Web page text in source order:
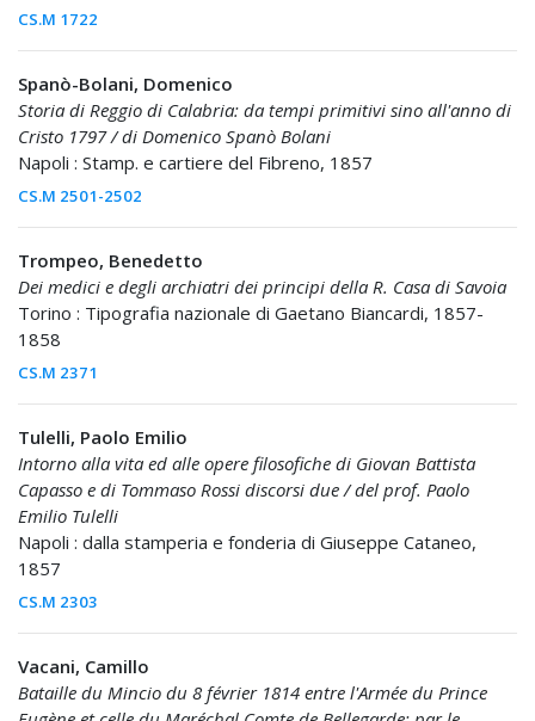
CS.M 1722
Spanò-Bolani, Domenico
Storia di Reggio di Calabria: da tempi primitivi sino all'anno di
Cristo 1797 / di Domenico Spanò Bolani
Napoli : Stamp. e cartiere del Fibreno, 1857
CS.M 2501-2502
Trompeo, Benedetto
Dei medici e degli archiatri dei principi della R. Casa di Savoia
Torino : Tipografia nazionale di Gaetano Biancardi, 1857-
1858
CS.M 2371
Tulelli, Paolo Emilio
Intorno alla vita ed alle opere filosofiche di Giovan Battista
Capasso e di Tommaso Rossi discorsi due / del prof. Paolo
Emilio Tulelli
Napoli : dalla stamperia e fonderia di Giuseppe Cataneo,
1857
CS.M 2303
Vacani, Camillo
Bataille du Mincio du 8 février 1814 entre l'Armée du Prince